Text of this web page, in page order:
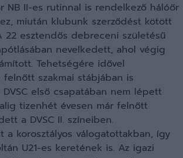
NB II-es rutinnal is rendelkező hálóőr
miután klubunk szerződést kötött
22 esztendős debreceni születésű
nevelkedett, ahol végig
Tehetségére idővel
felnőtt szakmai stábjában is
első csapatában nem lépett
tizenhét évesen már felnőtt
a DVSC II. színeiben.
a korosztályos válogatottakban, így
U21-es keretének is. Az igazi